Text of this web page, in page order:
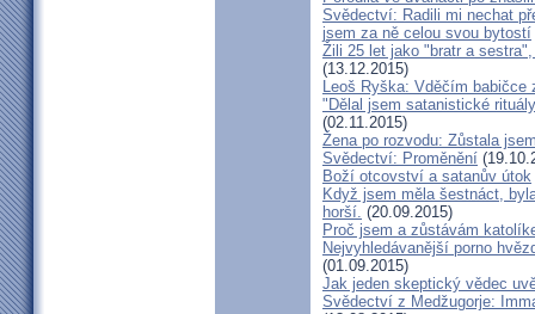
Svědectví: Radili mi nechat
jsem za ně celou svou bytostí
Žili 25 let jako "bratr a
(13.12.2015)
Leoš Ryška: Vděčím babičce
"Dělal jsem satanistické
(02.11.2015)
Žena po rozvodu: Zůstala
Svědectví: Proměnění
Boží otcovství a satanův útok
Když jsem měla šestnáct,
horší. (20.09.2015)
Proč jsem a zůstávám
Nejvyhledávanější porno
(01.09.2015)
Jak jeden skeptický vědec
Svědectví z Medžugorje: